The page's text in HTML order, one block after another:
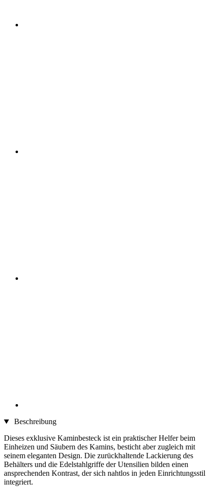
Beschreibung
Dieses exklusive Kaminbesteck ist ein praktischer Helfer beim
Einheizen und Säubern des Kamins, besticht aber zugleich mit
seinem eleganten Design. Die zurückhaltende Lackierung des
Behälters und die Edelstahlgriffe der Utensilien bilden einen
ansprechenden Kontrast, der sich nahtlos in jeden Einrichtungsstil
integriert.